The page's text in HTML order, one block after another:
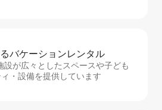
バ⁠ケ⁠ー⁠シ⁠ョ⁠ンレ⁠ン⁠タ⁠ル
設が広々としたスペースや子ども
・設備を提供しています